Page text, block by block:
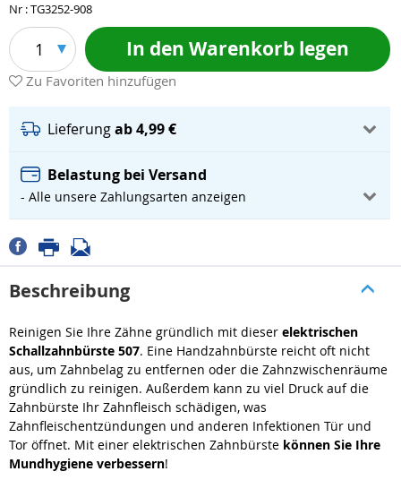
Nr : TG3252-908
1 In den Warenkorb legen
Zu Favoriten hinzufügen
Lieferungab 4,99 €
Belastung bei Versand
- Alle unsere Zahlungsarten anzeigen
Beschreibung
Reinigen Sie Ihre Zähne gründlich mit dieser elektrischen
Schallzahnbürste 507. Eine Handzahnbürste reicht oft nicht
aus, um Zahnbelag zu entfernen oder die Zahnzwischenräume
gründlich zu reinigen. Außerdem kann zu viel Druck auf die
Zahnbürste Ihr Zahnfleisch schädigen, was
Zahnfleischentzündungen und anderen Infektionen Tür und
Tor öffnet. Mit einer elektrischen Zahnbürste können Sie Ihre
Mundhygiene verbessern!